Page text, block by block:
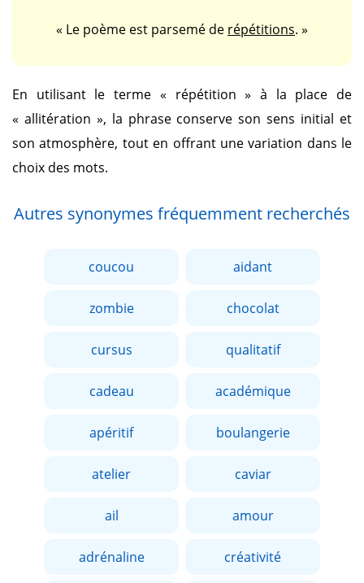
« Le poème est parsemé de répétitions. »
En utilisant le terme « répétition » à la place de
« allitération », la phrase conserve son sens initial et
son atmosphère, tout en offrant une variation dans le
choix des mots.
Autres synonymes fréquemment recherchés
coucou aidant
zombie chocolat
cursus qualitatif
cadeau académique
apéritif boulangerie
atelier caviar
ail amour
adrénaline créativité